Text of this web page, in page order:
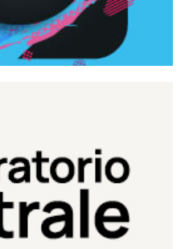
Teatrale
Eduardo de Filippo